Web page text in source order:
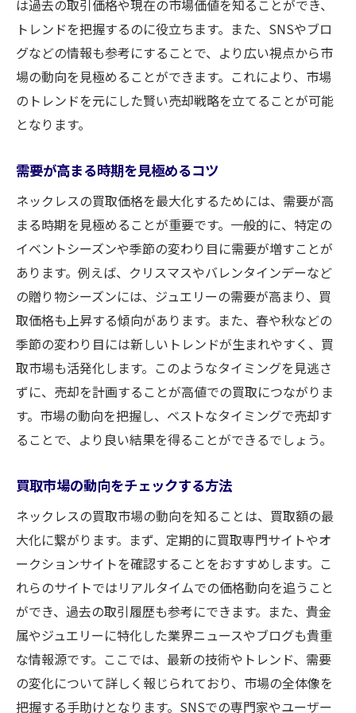
は過去の取引価格や現在の市場価値を知ることができ、
トレンドを把握するのに役立ちます。また、SNSやブロ
グなどの情報も参考にすることで、より広い視点から市
場の動向を見極めることができます。これにより、市場
のトレンドを元にした賢い売却戦略を立てることが可能
となります。
需要が高まる時期を見極めるコツ
ネックレスの買取価格を最大化するためには、需要が高
まる時期を見極めることが重要です。一般的に、特定の
イベントシーズンや季節の変わり目に需要が増すことが
あります。例えば、クリスマスやバレンタインデーなど
の贈り物シーズンには、ジュエリーの需要が高まり、買
取価格も上昇する傾向があります。また、春や秋などの
季節の変わり目には新しいトレンドが生まれやすく、買
取市場も活発化します。このようなタイミングを見逃さ
ずに、売却を計画することが高値での買取につながりま
す。市場の動向を把握し、ベストなタイミングで売却す
ることで、より良い結果を得ることができるでしょう。
買取市場の動向をチェックする方法
ネックレスの買取市場の動向を知ることは、買取額の最
大化に繋がります。まず、定期的に買取専門サイトやオ
ークションサイトを確認することをおすすめします。こ
れらのサイトではリアルタイムでの価格動向を追うこと
ができ、過去の取引履歴も参考にできます。また、貴金
属やジュエリーに特化した業界ニュースやブログも貴重
な情報源です。ここでは、最新の技術やトレンド、需要
の変化について詳しく報じられており、市場の全体像を
把握する手助けとなります。SNSでの専門家やユーザー